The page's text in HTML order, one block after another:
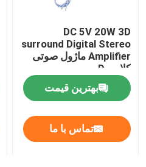
DC 5V 20W 3D
surround Digital Stereo
Amplifier ماژول صوتی
کلاس D
بهترین قیمت
تماس با ما